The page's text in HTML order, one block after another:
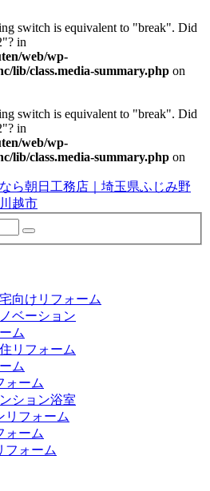
switch is equivalent to "break". Did
in
web/wp-
lib/class.media-summary.php on
switch is equivalent to "break". Did
in
web/wp-
lib/class.media-summary.php on
向けリフォーム
ベーション
ム
リフォーム
ム
ォーム
ション浴室
リフォーム
ォーム
フォーム